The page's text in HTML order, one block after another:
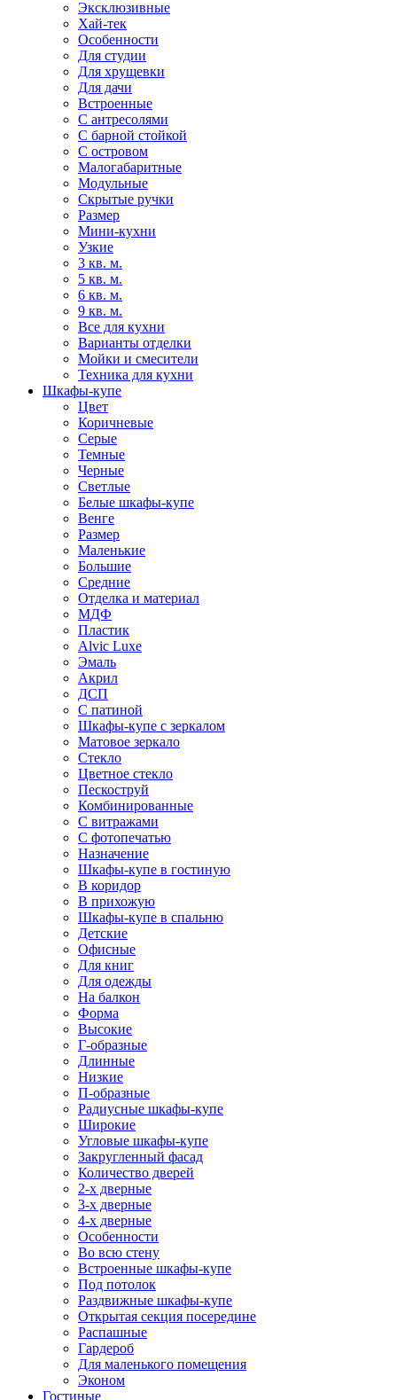
Эксклюзивные
Хай-тек
Особенности
Для студии
Для хрущевки
Для дачи
Встроенные
С антресолями
С барной стойкой
С островом
Малогабаритные
Модульные
Скрытые ручки
Размер
Мини-кухни
Узкие
3 кв. м.
5 кв. м.
6 кв. м.
9 кв. м.
Все для кухни
Варианты отделки
Мойки и смесители
Техника для кухни
Шкафы-купе
Цвет
Коричневые
Серые
Темные
Черные
Светлые
Белые шкафы-купе
Венге
Размер
Маленькие
Большие
Средние
Отделка и материал
МДФ
Пластик
Alvic Luxe
Эмаль
Акрил
ДСП
С патиной
Шкафы-купе с зеркалом
Матовое зеркало
Стекло
Цветное стекло
Пескоструй
Комбинированные
С витражами
С фотопечатью
Назначение
Шкафы-купе в гостиную
В коридор
В прихожую
Шкафы-купе в спальню
Детские
Офисные
Для книг
Для одежды
На балкон
Форма
Высокие
Г-образные
Длинные
Низкие
П-образные
Радиусные шкафы-купе
Широкие
Угловые шкафы-купе
Закругленный фасад
Количество дверей
2-х дверные
3-х дверные
4-х дверные
Особенности
Во всю стену
Встроенные шкафы-купе
Под потолок
Раздвижные шкафы-купе
Открытая секция посередине
Распашные
Гардероб
Для маленького помещения
Эконом
Гостиные